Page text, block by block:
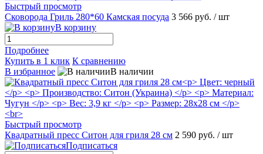
Быстрый просмотр
Сковорода Гриль 280*60 Камская посуда 3 566 руб. / шт
В корзину
Подробнее
Купить в 1 клик К сравнению
В избранное
В наличии
Быстрый просмотр
Квадратный пресс Ситон для гриля 28 см 2 590 руб. / шт
Подписаться